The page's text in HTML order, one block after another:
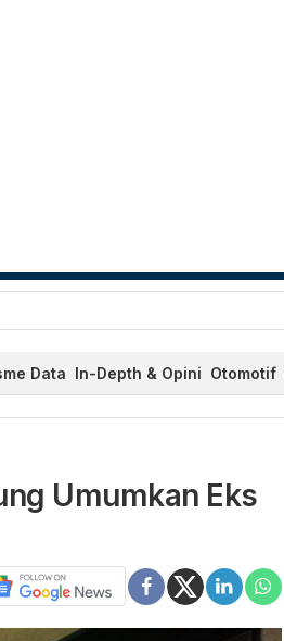
Data In-Depth & Opini Otomotif
Umumkan Eks